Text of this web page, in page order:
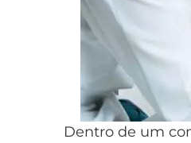
Dentro de um